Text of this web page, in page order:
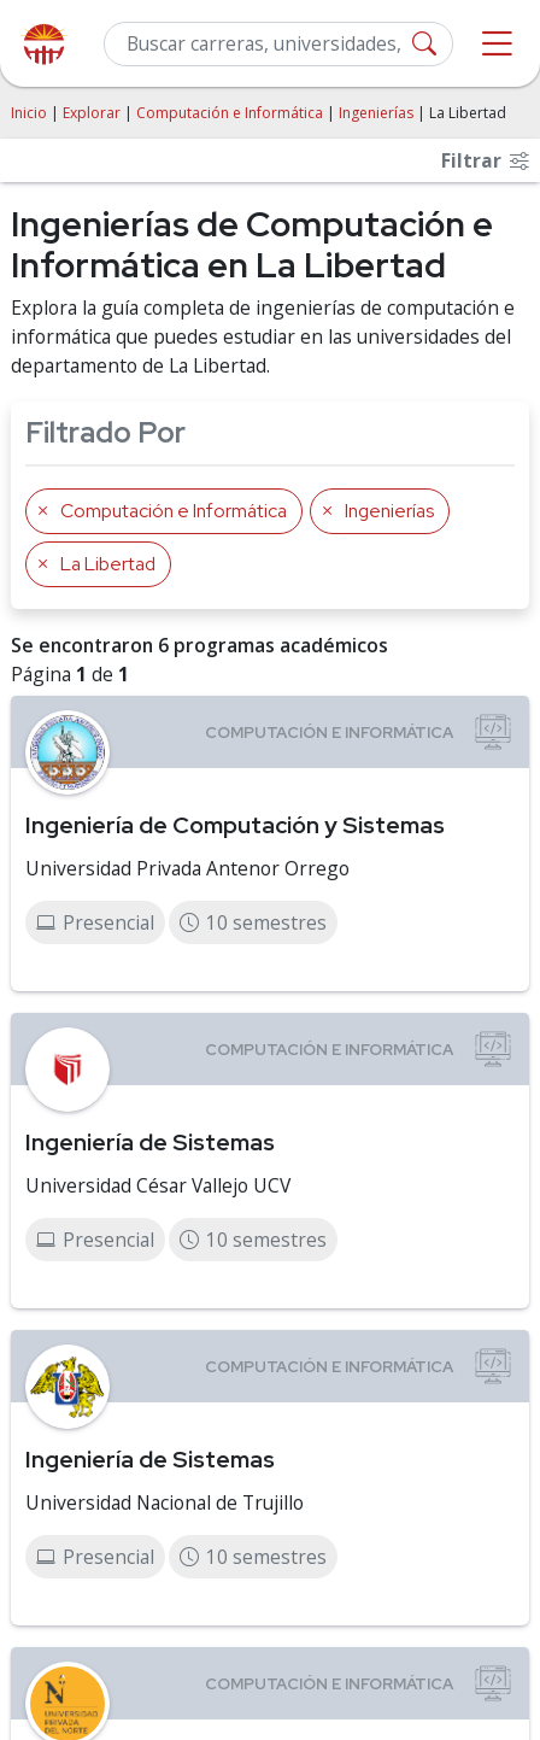
Inicio | Explorar | Computación e Informática | Ingenierías | La Libertad
Filtrar
Ingenierías de Computación e
Informática en La Libertad
Explora la guía completa de ingenierías de computación e
informática que puedes estudiar en las universidades del
departamento de La Libertad.
Filtrado Por
Computación e Informática Ingenierías
La Libertad
Se encontraron 6 programas académicos
Página 1 de 1
Ingeniería de Computación y Sistemas
Universidad Privada Antenor Orrego
Presencial 10 semestres
Ingeniería de Sistemas
Universidad César Vallejo UCV
Presencial 10 semestres
Ingeniería de Sistemas
Universidad Nacional de Trujillo
Presencial 10 semestres